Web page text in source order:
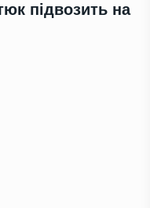
підвозить на